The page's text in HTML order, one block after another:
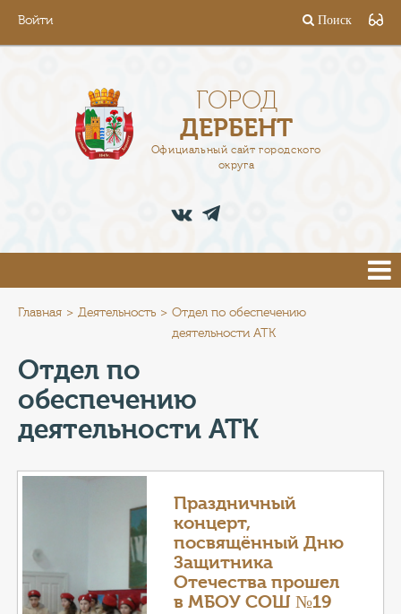
Войти Поиск
ГОРОД
ДЕРБЕНТ
Официальный сайт городского
округа
АДМИНИСТРАЦИЯ
ПРЕСС-ЦЕНТР
ТУРИСТАМ
КОНТАКТЫ
ТАРИФЫ
СЛУЖБА ПО КОНТРАКТУ
Главная Деятельность
Отдел по обеспечению
деятельности АТК
Отдел по
обеспечению
деятельности АТК
Праздничный
концерт,
посвящённый Дню
Защитника
Отечества прошел
в МБОУ СОШ №19